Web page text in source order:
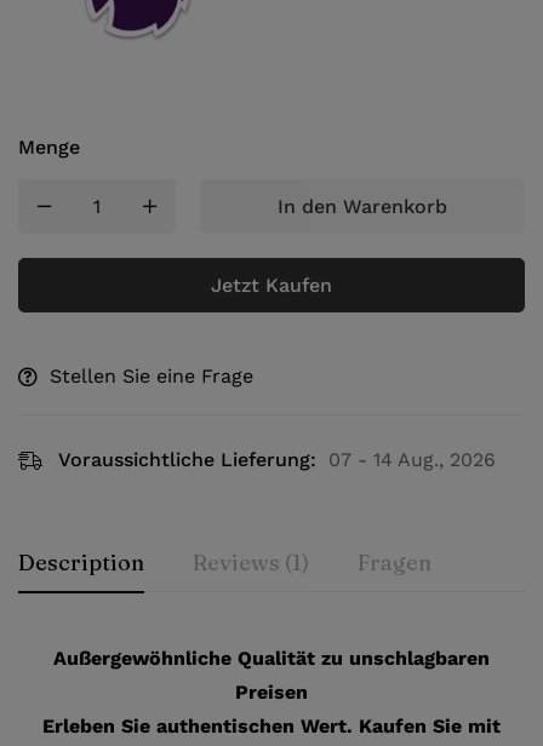
Menge
In den Warenkorb
Jetzt Kaufen
Stellen Sie eine Frage
Voraussichtliche Lieferung: 07 - 14 Aug., 2026
Description Reviews (1) Fragen
Außergewöhnliche Qualität zu unschlagbaren
Preisen
Erleben Sie authentischen Wert. Kaufen Sie mit